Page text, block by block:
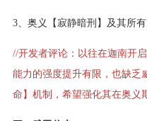
3、奥义【寂静暗刑】及其所
//开发者评论：以往在迦南开
能力的强度提升有限，也缺乏
命】机制，希望强化其在奥义